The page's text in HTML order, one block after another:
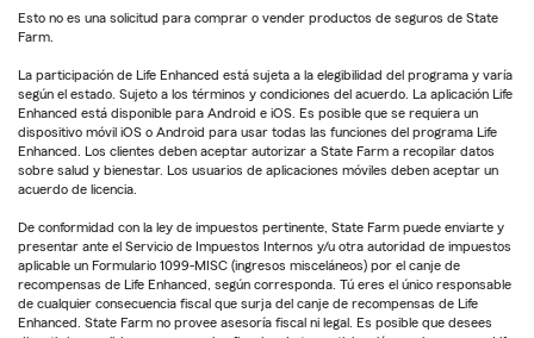
Esto no es una solicitud para comprar o vender productos de seguros de State
Farm.
La participación de Life Enhanced está sujeta a la elegibilidad del programa y varía
según el estado. Sujeto a los términos y condiciones del acuerdo. La aplicación Life
Enhanced está disponible para Android e iOS. Es posible que se requiera un
dispositivo móvil iOS o Android para usar todas las funciones del programa Life
Enhanced. Los clientes deben aceptar autorizar a State Farm a recopilar datos
sobre salud y bienestar. Los usuarios de aplicaciones móviles deben aceptar un
acuerdo de licencia.
De conformidad con la ley de impuestos pertinente, State Farm puede enviarte y
presentar ante el Servicio de Impuestos Internos y/u otra autoridad de impuestos
aplicable un Formulario 1099-MISC (ingresos misceláneos) por el canje de
recompensas de Life Enhanced, según corresponda. Tú eres el único responsable
de cualquier consecuencia fiscal que surja del canje de recompensas de Life
Enhanced. State Farm no provee asesoría fiscal ni legal. Es posible que desees